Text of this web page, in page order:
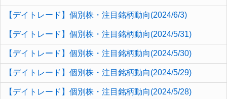
【デイトレード】個別株・注目銘柄動向(2024/6/3)
【デイトレード】個別株・注目銘柄動向(2024/5/31)
【デイトレード】個別株・注目銘柄動向(2024/5/30)
【デイトレード】個別株・注目銘柄動向(2024/5/29)
【デイトレード】個別株・注目銘柄動向(2024/5/28)